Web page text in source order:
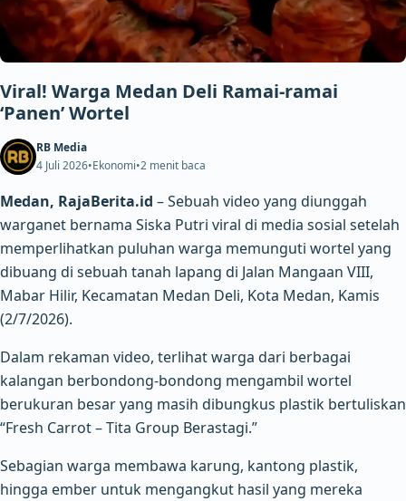
Viral! Warga Medan Deli Ramai-ramai
‘Panen’ Wortel
RB Media
4 Juli 2026•Ekonomi•2 menit baca
Medan, RajaBerita.id – Sebuah video yang diunggah
warganet bernama Siska Putri viral di media sosial setelah
memperlihatkan puluhan warga memunguti wortel yang
dibuang di sebuah tanah lapang di Jalan Mangaan VIII,
Mabar Hilir, Kecamatan Medan Deli, Kota Medan, Kamis
(2/7/2026).
Dalam rekaman video, terlihat warga dari berbagai
kalangan berbondong-bondong mengambil wortel
berukuran besar yang masih dibungkus plastik bertuliskan
“Fresh Carrot – Tita Group Berastagi.”
Sebagian warga membawa karung, kantong plastik,
hingga ember untuk mengangkut hasil yang mereka